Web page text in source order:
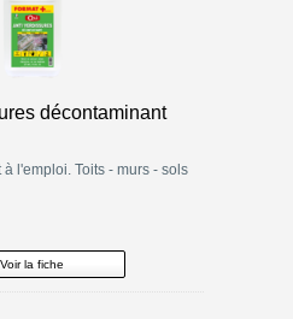
décontaminant
l'emploi. Toits - murs - sols
Voir la fiche